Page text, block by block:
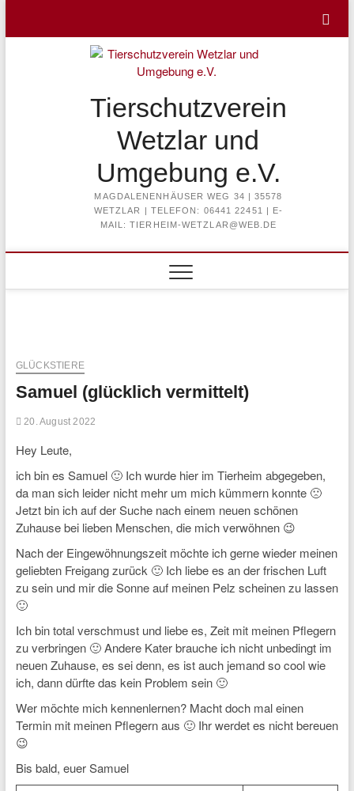
content
Tierschutzverein
Wetzlar und
Umgebung e.V.
MAGDALENENHÄUSER WEG 34 | 35578
WETZLAR | TELEFON: 06441 22451 | E-
MAIL: TIERHEIM-WETZLAR@WEB.DE
GLÜCKSTIERE
Samuel (glücklich vermittelt)
20. August 2022
Hey Leute,
ich bin es Samuel 🙂 Ich wurde hier im Tierheim abgegeben,
da man sich leider nicht mehr um mich kümmern konnte 🙁
Jetzt bin ich auf der Suche nach einem neuen schönen
Zuhause bei lieben Menschen, die mich verwöhnen 😉
Nach der Eingewöhnungszeit möchte ich gerne wieder meinen
geliebten Freigang zurück 🙂 Ich liebe es an der frischen Luft
zu sein und mir die Sonne auf meinen Pelz scheinen zu lassen
🙂
Ich bin total verschmust und liebe es, Zeit mit meinen Pflegern
zu verbringen 🙂 Andere Kater brauche ich nicht unbedingt im
neuen Zuhause, es sei denn, es ist auch jemand so cool wie
ich, dann dürfte das kein Problem sein 🙂
Wer möchte mich kennenlernen? Macht doch mal einen
Termin mit meinen Pflegern aus 🙂 Ihr werdet es nicht bereuen
😉
Bis bald, euer Samuel